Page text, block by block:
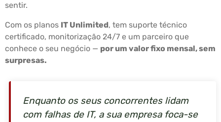
sentir.
Com os planos IT Unlimited, tem suporte técnico
certificado, monitorização 24/7 e um parceiro que
conhece o seu negócio — por um valor fixo mensal, sem
surpresas.
Enquanto os seus concorrentes lidam
com falhas de IT, a sua empresa foca-se